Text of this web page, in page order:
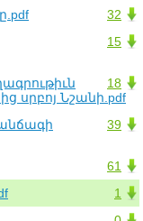
32
15
18
սրբոյ Նշանի.pdf
39
61
1